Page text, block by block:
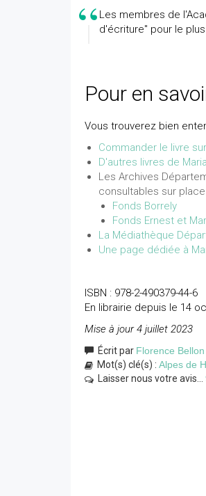
Les membres de
d'écriture" pour le
Pour en
Vous trouverez bien
Commander le livre
D'autres livres de
Les Archives
consultables sur place
Fonds Borrely
Fonds Ernest et
La Médiathèque
Une page dédiée à
ISBN : 978-2-490379-44-6
En librairie depuis le 14
Mise à jour 4 juillet 2023
Écrit par Florence Bellon
Mot(s) clé(s) : Alpes de
Laisser nous votre avis...